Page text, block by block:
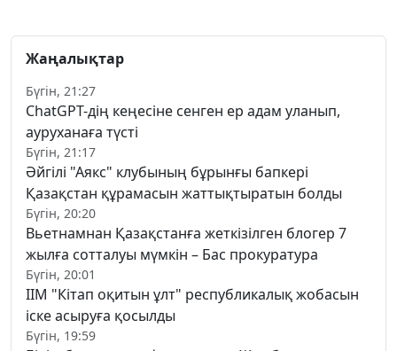
Жаңалықтар
Бүгін, 21:27
ChatGPT-дің кеңесіне сенген ер адам уланып,
ауруханаға түсті
Бүгін, 21:17
Әйгілі "Аякс" клубының бұрынғы бапкері
Қазақстан құрамасын жаттықтыратын болды
Бүгін, 20:20
Вьетнамнан Қазақстанға жеткізілген блогер 7
жылға сотталуы мүмкін – Бас прокуратура
Бүгін, 20:01
ІІМ "Кітап оқитын ұлт" республикалық жобасын
іске асыруға қосылды
Бүгін, 19:59